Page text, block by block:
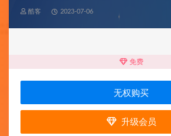
酷客 2023-07-06
免费
无权购买
升级会员